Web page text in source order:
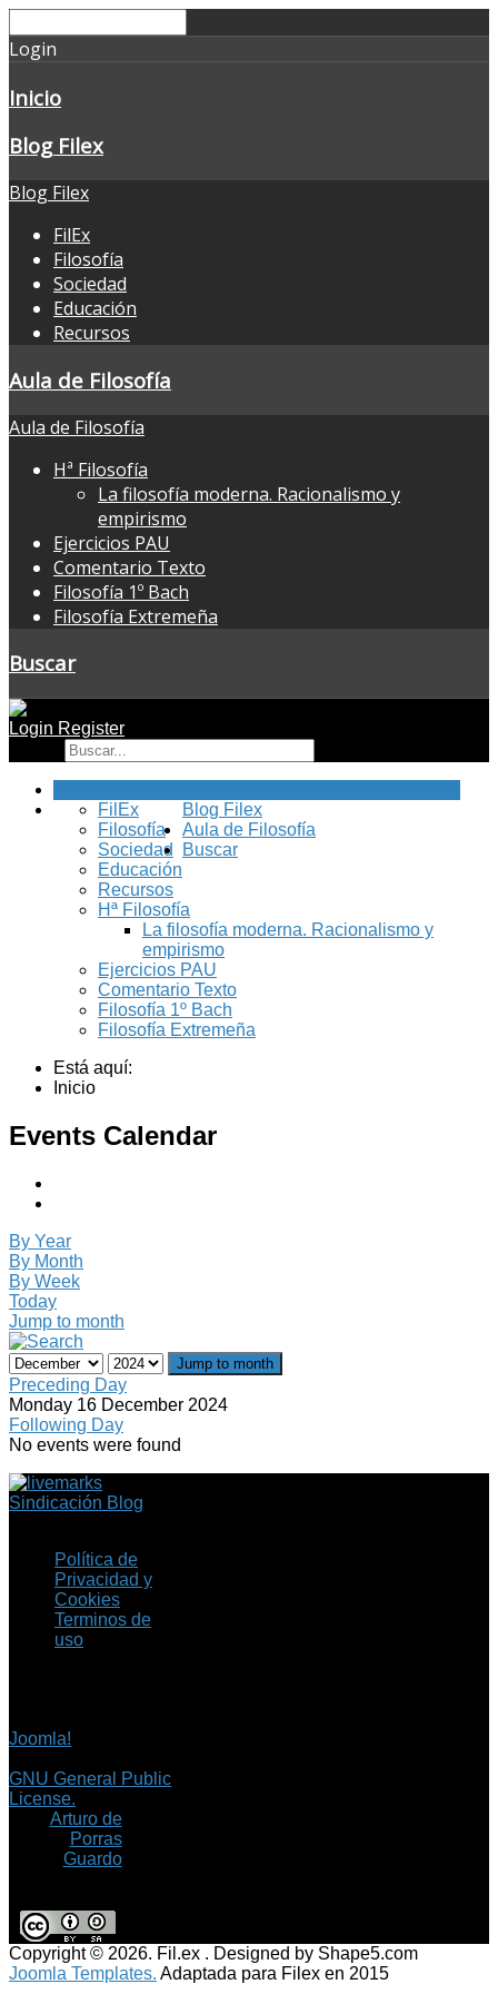
Login
Inicio
Blog Filex
Blog Filex
FilEx
Filosofía
Sociedad
Educación
Recursos
Aula de Filosofía
Aula de Filosofía
Hª Filosofía
La filosofía moderna. Racionalismo y
empirismo
Ejercicios PAU
Comentario Texto
Filosofía 1º Bach
Filosofía Extremeña
Buscar
Login Register
Blog Filex
FilEx
Filosofía
Sociedad
Educación
Recursos
Aula de Filosofía
Hª Filosofía
La filosofía moderna. Racionalismo y
empirismo
Ejercicios PAU
Comentario Texto
Filosofía 1º Bach
Filosofía Extremeña
Buscar
Está aquí:
Inicio
Events Calendar
By Year
By Month
By Week
Today
Jump to month
Jump to month
Preceding Day
Monday 16 December 2024
Following Day
No events were found
Sindicación Blog
Política de
Privacidad y
Cookies
Terminos de
uso
Joomla!
GNU General Public
License.
Arturo de
Porras
Guardo
Copyright © 2026. Fil.ex . Designed by Shape5.com
Joomla Templates. Adaptada para Filex en 2015